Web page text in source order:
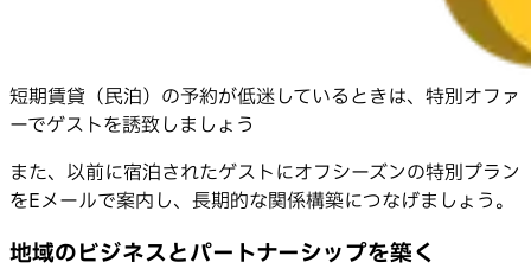
短期賃貸（民泊）の予約が低迷しているときは、特別オファ
ーでゲストを誘致しましょう
また、以前に宿泊されたゲストにオフシーズンの特別プラン
をEメールで案内し、長期的な関係構築につなげましょう。
地域のビジネスとパートナーシップを築く